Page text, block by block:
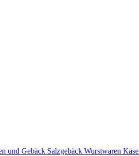
und Gebäck Salzgebäck Wurstwaren Käse